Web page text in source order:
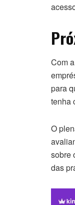
Com
para
tenha
O
sobre
das